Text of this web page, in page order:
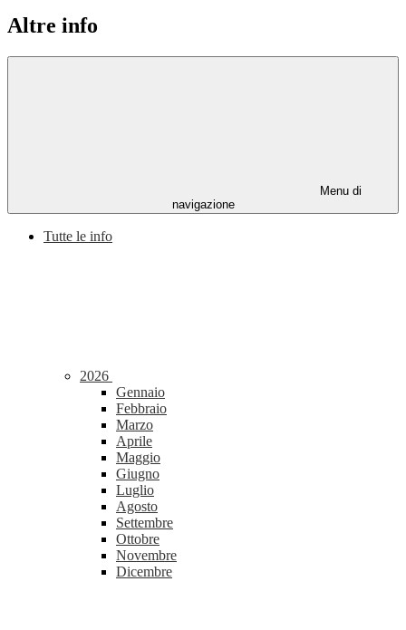
Altre info
Menu di
navigazione
Tutte le info
2026
Gennaio
Febbraio
Marzo
Aprile
Maggio
Giugno
Luglio
Agosto
Settembre
Ottobre
Novembre
Dicembre